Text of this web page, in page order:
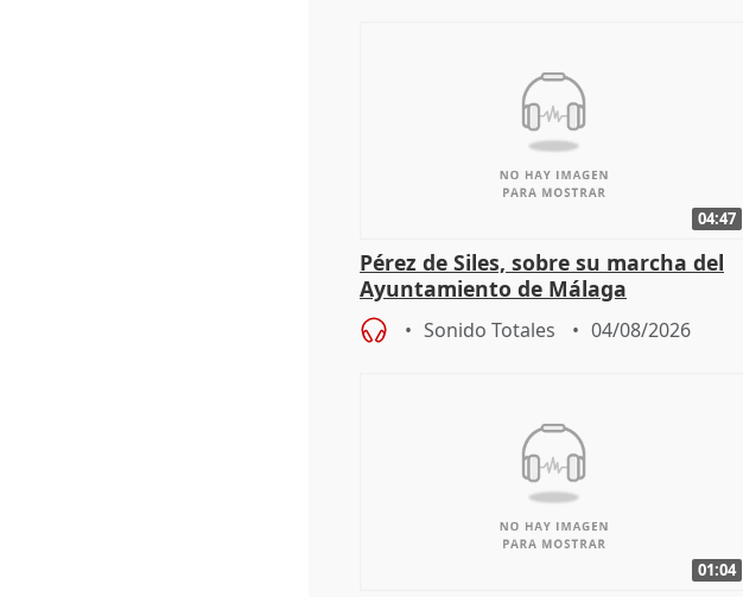
04:47
Pérez de Siles, sobre su marcha del
Ayuntamiento de Málaga
Sonido Totales 04/08/2026
01:04